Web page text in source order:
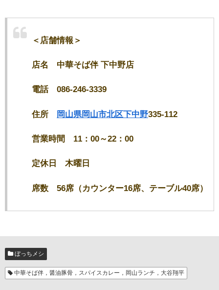
＜店舗情報＞
店名 中華そば伴 下中野店
電話 086-246-3339
住所 岡山県岡山市北区下中野335-112
営業時間 11：00～22：00
定休日 木曜日
席数 56席（カウンター16席、テーブル40席）
ぼっちメシ
中華そば伴，醤油豚骨，スパイスカレー，岡山ランチ，大谷翔平